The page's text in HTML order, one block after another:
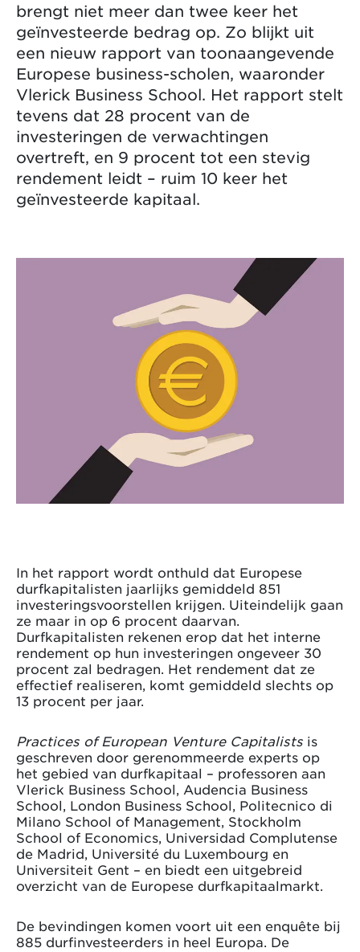
brengt niet meer dan twee keer het
geïnvesteerde bedrag op. Zo blijkt uit
een nieuw rapport van toonaangevende
Europese business-scholen, waaronder
Vlerick Business School. Het rapport stelt
tevens dat 28 procent van de
investeringen de verwachtingen
overtreft, en 9 procent tot een stevig
rendement leidt – ruim 10 keer het
geïnvesteerde kapitaal.
In het rapport wordt onthuld dat Europese
durfkapitalisten jaarlijks gemiddeld 851
investeringsvoorstellen krijgen. Uiteindelijk gaan
ze maar in op 6 procent daarvan.
Durfkapitalisten rekenen erop dat het interne
rendement op hun investeringen ongeveer 30
procent zal bedragen. Het rendement dat ze
effectief realiseren, komt gemiddeld slechts op
13 procent per jaar.
Practices of European Venture Capitalists is
geschreven door gerenommeerde experts op
het gebied van durfkapitaal – professoren aan
Vlerick Business School, Audencia Business
School, London Business School, Politecnico di
Milano School of Management, Stockholm
School of Economics, Universidad Complutense
de Madrid, Université du Luxembourg en
Universiteit Gent – en biedt een uitgebreid
overzicht van de Europese durfkapitaalmarkt.
De bevindingen komen voort uit een enquête bij
885 durfinvesteerders in heel Europa. De